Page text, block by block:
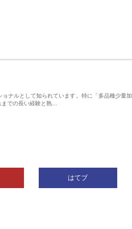
ナルとして知られています。特に「多品種少量加
での長い経験と熟…
はてブ